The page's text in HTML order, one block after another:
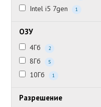
Intel i5 7gen 1
ОЗУ
4Гб 2
8Гб 5
10Гб 1
Разрешение